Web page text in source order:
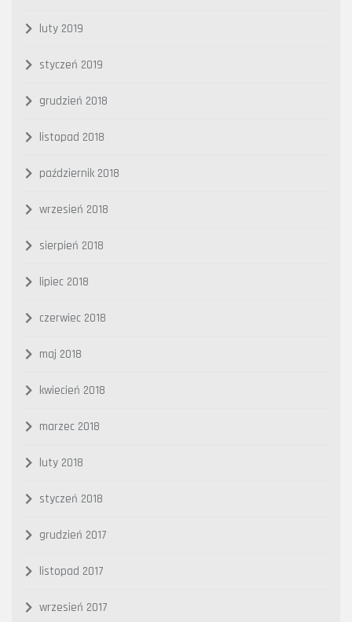
luty 2019
styczeń 2019
grudzień 2018
listopad 2018
październik 2018
wrzesień 2018
sierpień 2018
lipiec 2018
czerwiec 2018
maj 2018
kwiecień 2018
marzec 2018
luty 2018
styczeń 2018
grudzień 2017
listopad 2017
wrzesień 2017